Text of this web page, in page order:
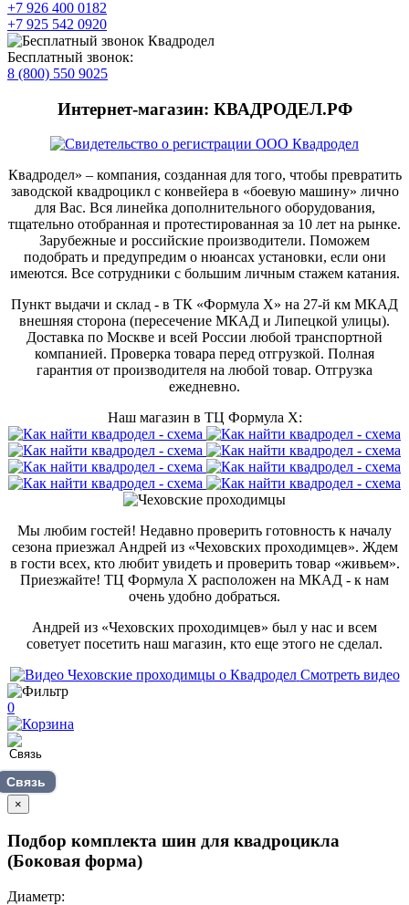
+7 926 400 0182
+7 925 542 0920
Бесплатный звонок:
8 (800) 550 9025
Интернет-магазин: КВАДРОДЕЛ.РФ
Квадродел» – компания, созданная для того, чтобы превратить
заводской квадроцикл с конвейера в «боевую машину» лично
для Вас. Вся линейка дополнительного оборудования,
тщательно отобранная и протестированная за 10 лет на рынке.
Зарубежные и российские производители. Поможем
подобрать и предупредим о нюансах установки, если они
имеются. Все сотрудники с большим личным стажем катания.
Пункт выдачи и склад - в ТК «Формула X» на 27-й км МКАД
внешняя сторона (пересечение МКАД и Липецкой улицы).
Доставка по Москве и всей России любой транспортной
компанией. Проверка товара перед отгрузкой. Полная
гарантия от производителя на любой товар. Отгрузка
ежедневно.
Наш магазин в ТЦ Формула Х:
Мы любим гостей! Недавно проверить готовность к началу
сезона приезжал Андрей из «Чеховских проходимцев». Ждем
в гости всех, кто любит увидеть и проверить товар «живьем».
Приезжайте! ТЦ Формула Х расположен на МКАД - к нам
очень удобно добраться.
Андрей из «Чеховских проходимцев» был у нас и всем
советует посетить наш магазин, кто еще этого не сделал.
Смотреть видео
0
Связь
×
Подбор комплекта шин для квадроцикла
(Боковая форма)
Диаметр: